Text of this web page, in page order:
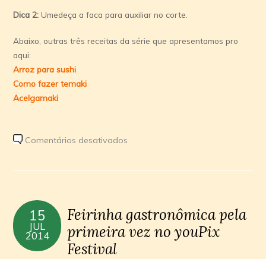
Dica 2: Umedeça a faca para auxiliar no corte.
Abaixo, outras três receitas da série que apresentamos pro
aqui:
Arroz para sushi
Como fazer temaki
Acelgamaki
Comentários desativados
Hot
15
JUL
2014
Feirinha gastronômica pela
primeira vez no youPix
Festival